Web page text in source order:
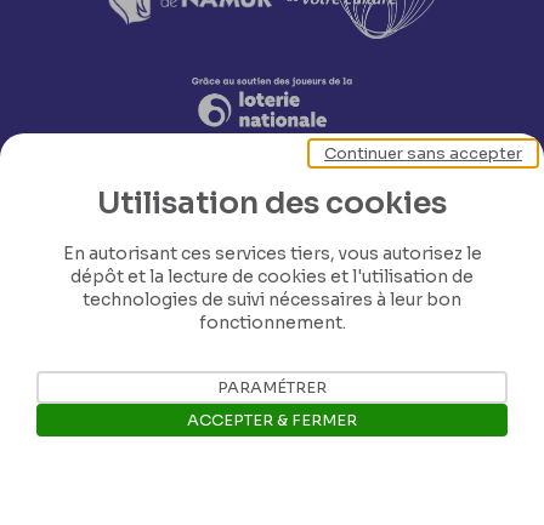
Tél: +32 81 77 67 55
Utilisation des cookies
En autorisant ces services tiers, vous autorisez le
dépôt et la lecture de cookies et l'utilisation de
technologies de suivi nécessaires à leur bon
fonctionnement.
Continuer sans accepter
PARAMÉTRER
ACCEPTER & FERMER